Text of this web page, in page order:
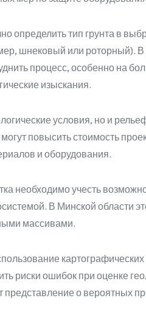
определить тип грунта в
шнековый или роторный). В
процесс, особенно на
изыскания.
условия, но и
повысить стоимость
и оборудования.
необходимо учесть
В Минской области
массивами.
риски ошибок при оценке
представление о вероятных